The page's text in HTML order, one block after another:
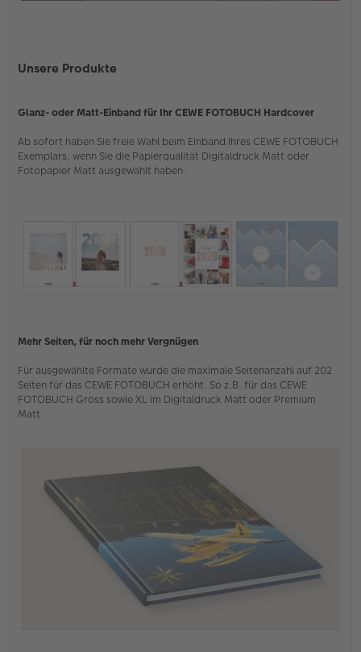
Unsere Produkte
Glanz- oder Matt-Einband für Ihr CEWE FOTOBUCH Hardcover
Ab sofort haben Sie freie Wahl beim Einband Ihres CEWE FOTOBUCH
Exemplars, wenn Sie die Papierqualität Digitaldruck Matt oder
Fotopapier Matt ausgewählt haben.
Mehr Seiten, für noch mehr Vergnügen
Für ausgewählte Formate wurde die maximale Seitenanzahl auf 202
Seiten für das CEWE FOTOBUCH erhöht. So z.B. für das CEWE
FOTOBUCH Gross sowie XL im Digitaldruck Matt oder Premium
Matt.